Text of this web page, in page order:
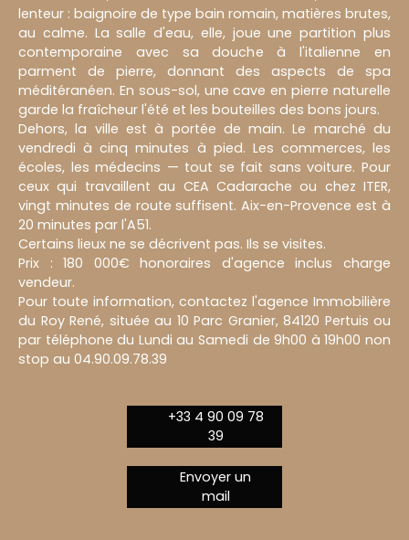
lenteur : baignoire de type bain romain, matières brutes,
au calme. La salle d'eau, elle, joue une partition plus
contemporaine avec sa douche à l'italienne en
parment de pierre, donnant des aspects de spa
méditéranéen. En sous-sol, une cave en pierre naturelle
garde la fraîcheur l'été et les bouteilles des bons jours.
Dehors, la ville est à portée de main. Le marché du
vendredi à cinq minutes à pied. Les commerces, les
écoles, les médecins — tout se fait sans voiture. Pour
ceux qui travaillent au CEA Cadarache ou chez ITER,
vingt minutes de route suffisent. Aix-en-Provence est à
20 minutes par l'A51.
Certains lieux ne se décrivent pas. Ils se visites.
Prix : 180 000€ honoraires d'agence inclus charge
vendeur.
Pour toute information, contactez l'agence Immobilière
du Roy René, située au 10 Parc Granier, 84120 Pertuis ou
par téléphone du Lundi au Samedi de 9h00 à 19h00 non
stop au 04.90.09.78.39
+33 4 90 09 78
39
Envoyer un
mail